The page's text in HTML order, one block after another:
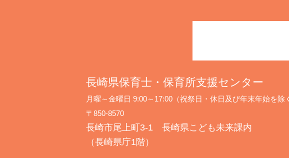
長崎県保育士・保育所支援センター
月曜～金曜日 9:00～17:00（祝祭日・休日及び年末年始を除
〒850-8570
長崎市尾上町3-1 長崎県こども未来課内
（長崎県庁1階）